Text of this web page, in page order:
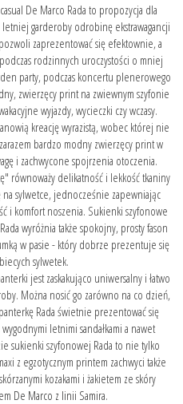
De Marco Rada to propozycja dla
garderoby odrobinę ekstrawagancji
zaprezentować się efektownie, a
rodzinnych uroczystości o mniej
party, podczas koncertu plenerowego
zwierzęcy print na zwiewnym szyfonie
wyjazdy, wycieczki czy wczasy.
kreację wyrazistą, wobec której nie
bardzo modny zwierzęcy print w
i zachwycone spojrzenia otoczenia.
równoważy delikatność i lekkość tkaniny
na sylwetce, jednocześnie zapewniając
i komfort noszenia. Sukienki szyfonowe
wyróżnia także spokojny, prosty fason
w pasie - który dobrze prezentuje się
sylwetek.
jest zaskakująco uniwersalny i łatwo
Można nosić go zarówno na co dzień,
Rada świetnie prezentować się
letnimi sandałkami a nawet
sukienki szyfonowej Rada to nie tylko
z egzotycznym printem zachwyci także
kozakami i żakietem ze skóry
De Marco z linii Samira.